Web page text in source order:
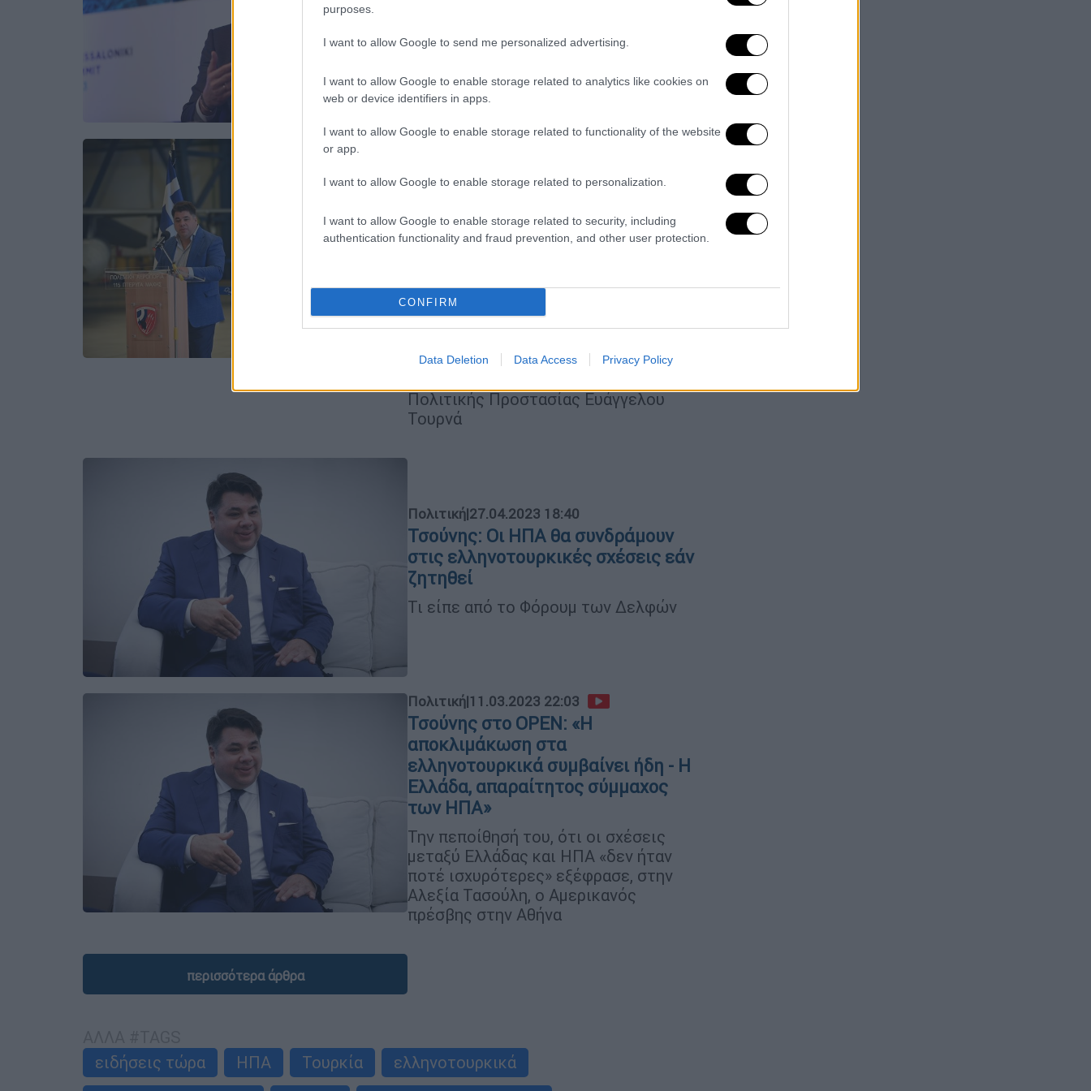
purposes.
I want to allow Google to send me personalized advertising.
I want to allow Google to enable storage related to analytics like cookies on
web or device identifiers in apps.
I want to allow Google to enable storage related to functionality of the website
or app.
I want to allow Google to enable storage related to personalization.
I want to allow Google to enable storage related to security, including
authentication functionality and fraud prevention, and other user protection.
CONFIRM
Data Deletion Data Access Privacy Policy
πρεσβευτική κατοικία
συνεχίσουμε να βοηθούμε την
Ελλάδα σε αυτή την ώρα ανάγκης -
Πρόσθετα εναέρια μέσα σε πλοίο
Συνάντηση με τον πρέσβη των ΗΠΑ
Γιώργο Τσούνη είχε σήμερα το
απόγευμα ο υπουργός Κλιματικής
Βασίλης Κικίλιας, παρουσία του
Πολιτικής Προστασίας Ευάγγελου
Τουρνά
Πολιτική|27.04.2023 18:40
Τσούνης: Οι ΗΠΑ θα συνδράμουν
στις ελληνοτουρκικές σχέσεις εάν
ζητηθεί
Τι είπε από το Φόρουμ των Δελφών
Πολιτική|11.03.2023 22:03
Τσούνης στο OPEN: «Η
αποκλιμάκωση στα
ελληνοτουρκικά συμβαίνει ήδη - Η
Ελλάδα, απαραίτητος σύμμαχος
των ΗΠΑ»
Την πεποίθησή του, ότι οι σχέσεις
μεταξύ Ελλάδας και ΗΠΑ «δεν ήταν
ποτέ ισχυρότερες» εξέφρασε, στην
Αλεξία Τασούλη, ο Αμερικανός
πρέσβης στην Αθήνα
περισσότερα άρθρα
ειδήσεις τώρα
ΗΠΑ Τουρκία
ελληνοτουρκικά